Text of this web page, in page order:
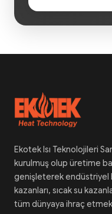
Ekotek Isı Teknolojileri
kurulmuş olup üretime
genişleterek endüstriyel
kazanları, sıcak su
tüm dünyaya ihraç